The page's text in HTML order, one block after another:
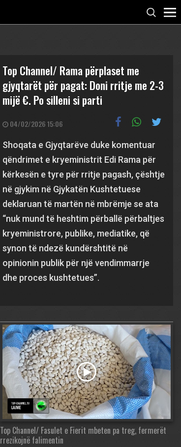
Top Channel/ Rama përplaset me
gjyqtarët për pagat: Doni rritje me 2-3
mijë €. Po silleni si parti
04/02/2026 15:06
Shoqata e Gjyqtarëve duke komentuar
qëndrimet e kryeministrit Edi Rama për
kërkesën e tyre për rritje pagash, çështje
në gjykim në Gjykatën Kushtetuese
deklaruan të martën në mbrëmje se ata
“nuk mund të heshtim përballë përbaltjes
kryeministrore, publike, mediatike, që
synon të ndezë kundërshtitë në
opinionin publik për një vendimmarrje
dhe proces kushtetues”.
Top Channel/ Fasulet e Fierit mbeten pa treg, fermerët
rrezikojnë falimentin